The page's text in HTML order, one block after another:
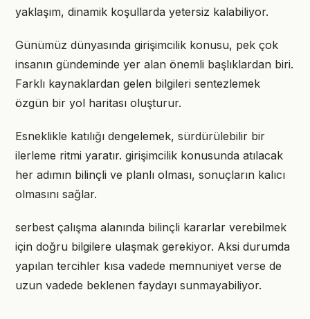
yaklaşım, dinamik koşullarda yetersiz kalabiliyor.
Günümüz dünyasında girişimcilik konusu, pek çok
insanın gündeminde yer alan önemli başlıklardan biri.
Farklı kaynaklardan gelen bilgileri sentezlemek
özgün bir yol haritası oluşturur.
Esneklikle katılığı dengelemek, sürdürülebilir bir
ilerleme ritmi yaratır. girişimcilik konusunda atılacak
her adımın bilinçli ve planlı olması, sonuçların kalıcı
olmasını sağlar.
serbest çalışma alanında bilinçli kararlar verebilmek
için doğru bilgilere ulaşmak gerekiyor. Aksi durumda
yapılan tercihler kısa vadede memnuniyet verse de
uzun vadede beklenen faydayı sunmayabiliyor.